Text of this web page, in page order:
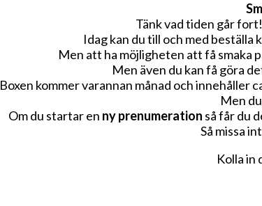
Tänk vad tiden går
Idag kan du till och med
Men att ha möjligheten att få smaka
Men även du kan få göra
Boxen kommer varannan månad och innehåller
Men
Om du startar en ny prenumeration så får du
Så missa
Kolla in